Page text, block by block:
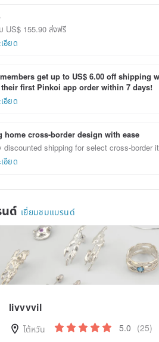
US$ 155.90 ส่งฟรี
อียด
get up to US$ 6.00 off shipping
first Pinkoi app order within 7 days!
อียด
home cross-border design with ease
discounted shipping for select cross-border
อียด
ด์ เยี่ยมชมแบรนด์
livvvvil
ไต้หวัน 5.0 (25)